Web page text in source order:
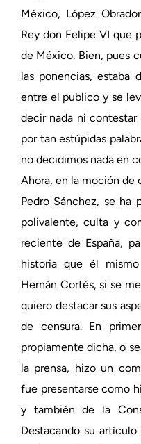
México, López
Rey don Felipe VI que
de México. Bien, pues
las ponencias, estaba
entre el publico y se
decir nada ni
por tan estúpidas
no decidimos nada en
Ahora, en la moción de
Pedro Sánchez, se ha
polivalente, culta y
reciente de España,
historia que él
Hernán Cortés, si se
quiero destacar sus
de censura. En
propiamente dicha, o
la prensa, hizo un
fue presentarse como
y también de la
Destacando su